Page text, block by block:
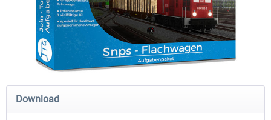
Just Trains - U-Bahn Hamburg U1 &
Railworks Szenario-Pack
Download